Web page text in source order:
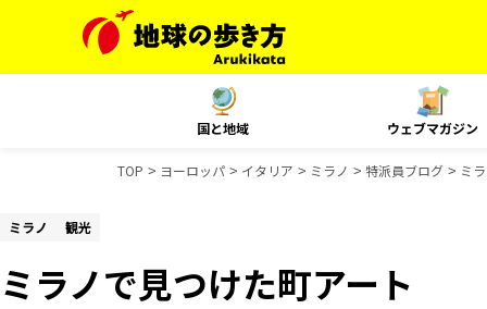
国と地域 ウェブマガジン
TOP ヨーロッパ イタリア ミラノ 特派員ブログ ミ
ミラノ 観光
ミラノで見つけた町アート